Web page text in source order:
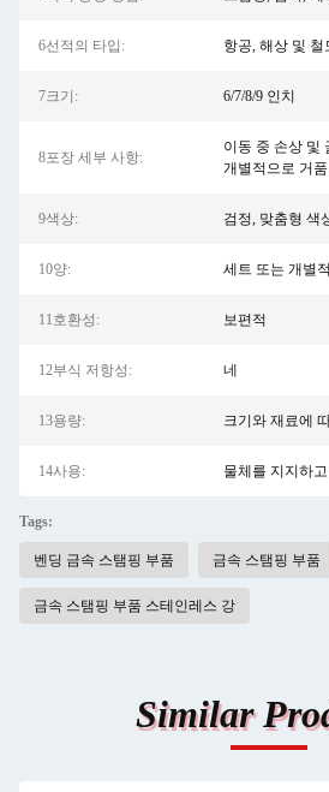
6선적의 타입: 항공, 해상 및 철
7크기: 6/7/8/9 인치
8포장 세부 사항:
이동 중 손상 및
개별적으로 거
9색상: 검정, 맞춤형 색
10양: 세트 또는 개별
11호환성: 보편적
12부식 저항성: 네
13용량: 크기와 재료에
14사용: 물체를 지지하
Tags:
벤딩 금속 스탬핑 부품 금속 스탬핑 부품
금속 스탬핑 부품 스테인레스 강
Similar